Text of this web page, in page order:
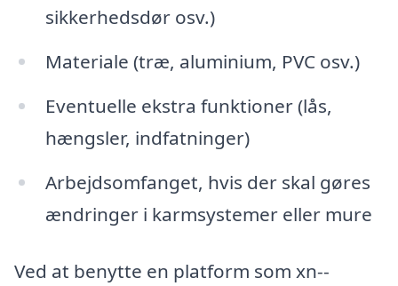
sikkerhedsdør osv.)
Materiale (træ, aluminium, PVC osv.)
Eventuelle ekstra funktioner (lås,
hængsler, indfatninger)
Arbejdsomfanget, hvis der skal gøres
ændringer i karmsystemer eller mure
Ved at benytte en platform som xn--